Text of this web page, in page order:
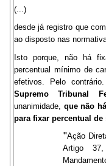
(...)
desde já registro que
ao disposto nas
Isto porque, não há
percentual mínimo de
efetivos. Pelo
Supremo Tribunal
unanimidade, que não
para fixar percentual de
"Ação
Artigo